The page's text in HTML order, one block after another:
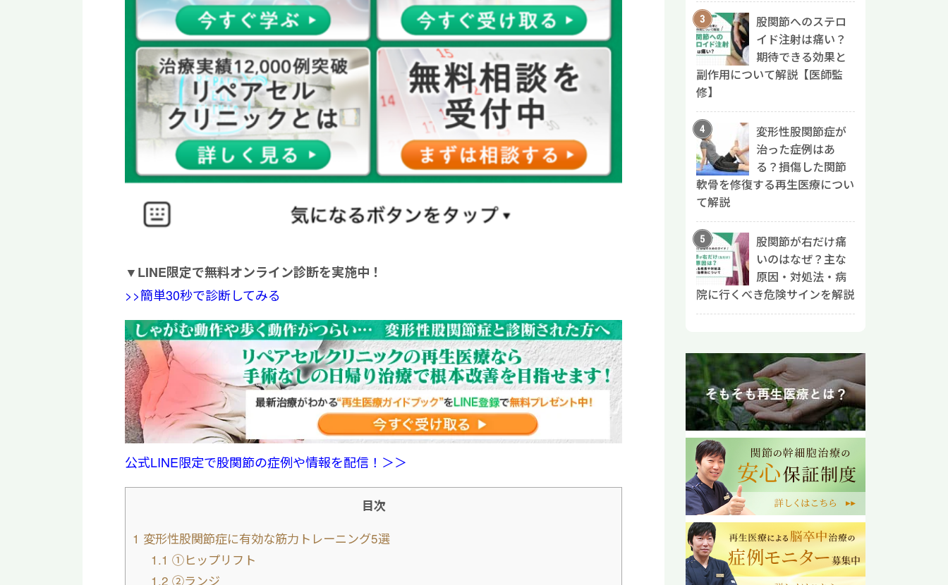
▼LINE限定で無料オンライン診断を実施中！
>>簡単30秒で診断してみる
公式LINE限定で股関節の症例や情報を配信！＞＞
目次
1 変形性股関節症に有効な筋力トレーニング5選
1.1 ①ヒップリフト
1.2 ②ランジ
股関節へのステロ
イド注射は痛い？
期待できる効果と
副作用について解説【医師監
修】
変形性股関節症が
治った症例はあ
る？損傷した関節
軟骨を修復する再生医療につい
て解説
股関節が右だけ痛
いのはなぜ？主な
原因・対処法・病
院に行くべき危険サインを解説